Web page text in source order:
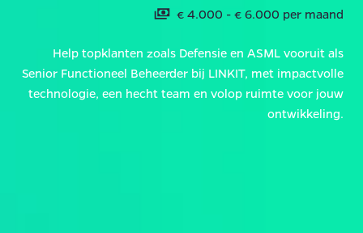
€ 4.000 - € 6.000 per maand
Help topklanten zoals Defensie en ASML vooruit als
Senior Functioneel Beheerder bij LINKIT, met impactvolle
technologie, een hecht team en volop ruimte voor jouw
ontwikkeling.